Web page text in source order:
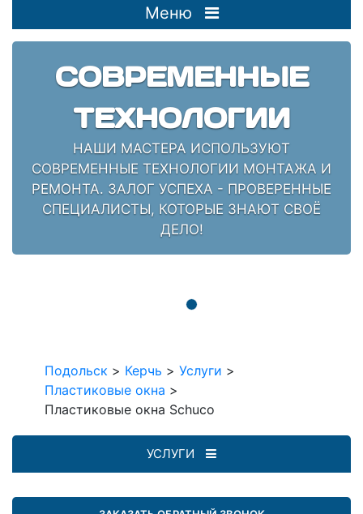
Меню
СОВРЕМЕННЫЕ
ТЕХНОЛОГИИ
НАШИ МАСТЕРА ИСПОЛЬЗУЮТ
СОВРЕМЕННЫЕ ТЕХНОЛОГИИ МОНТАЖА И
РЕМОНТА. ЗАЛОГ УСПЕХА - ПРОВЕРЕННЫЕ
СПЕЦИАЛИСТЫ, КОТОРЫЕ ЗНАЮТ СВОЁ
ДЕЛО!
Подольск > Керчь > Услуги >
Пластиковые окна >
Пластиковые окна Schuco
УСЛУГИ